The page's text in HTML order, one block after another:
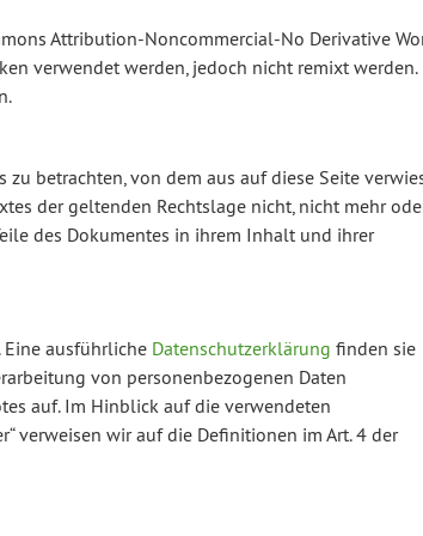
Attribution-Noncommercial-No Derivative
verwendet werden, jedoch nicht remixt werden.
betrachten, von dem aus auf diese Seite
der geltenden Rechtslage nicht, nicht mehr
des Dokumentes in ihrem Inhalt und ihrer
Eine ausführliche Datenschutzerklärung finden sie
von personenbezogenen Daten
auf. Im Hinblick auf die verwendeten
verweisen wir auf die Definitionen im Art. 4 der